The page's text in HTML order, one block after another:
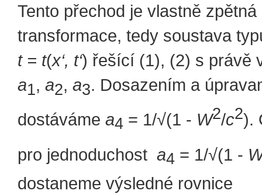
Tento přechod je vlastně zpětná
transformace, tedy soustava
t = t(x‘, t‘) řešící (1), (2) s právě
a1, a2, a3. Dosazením a
dostáváme a4 = 1/√(1 - W2/c2).
pro jednoduchost a4 = 1/√(1 -
dostaneme výsledné rovnice